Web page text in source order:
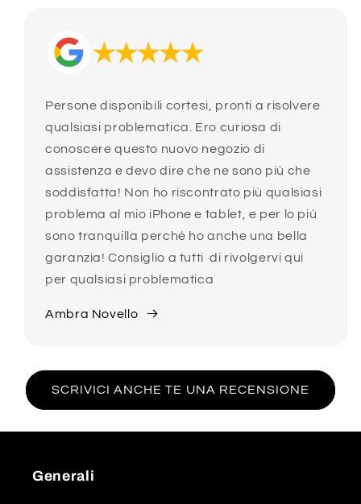
Persone disponibili cortesi, pronti a risolvere
qualsiasi problematica. Ero curiosa di
conoscere questo nuovo negozio di
assistenza e devo dire che ne sono più che
soddisfatta! Non ho riscontrato più qualsiasi
problema al mio iPhone e tablet, e per lo più
sono tranquilla perché ho anche una bella
garanzia! Consiglio a tutti di rivolgervi qui
per qualsiasi problematica
Ambra Novello
SCRIVICI ANCHE TE UNA RECENSIONE
Generali